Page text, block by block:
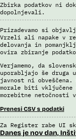
Zbirka podatkov ni
dopolnjevali.
Prizadevamo si
Vrzeli ali napake v
delovanja in
ovira zbiranje
Verjamemo, da
uporabljajo še druga
javnost ni
morale biti
morebitne netočnosti
Prenesi CSV s podatki
Za Register rabe UI
Danes je nov dan,